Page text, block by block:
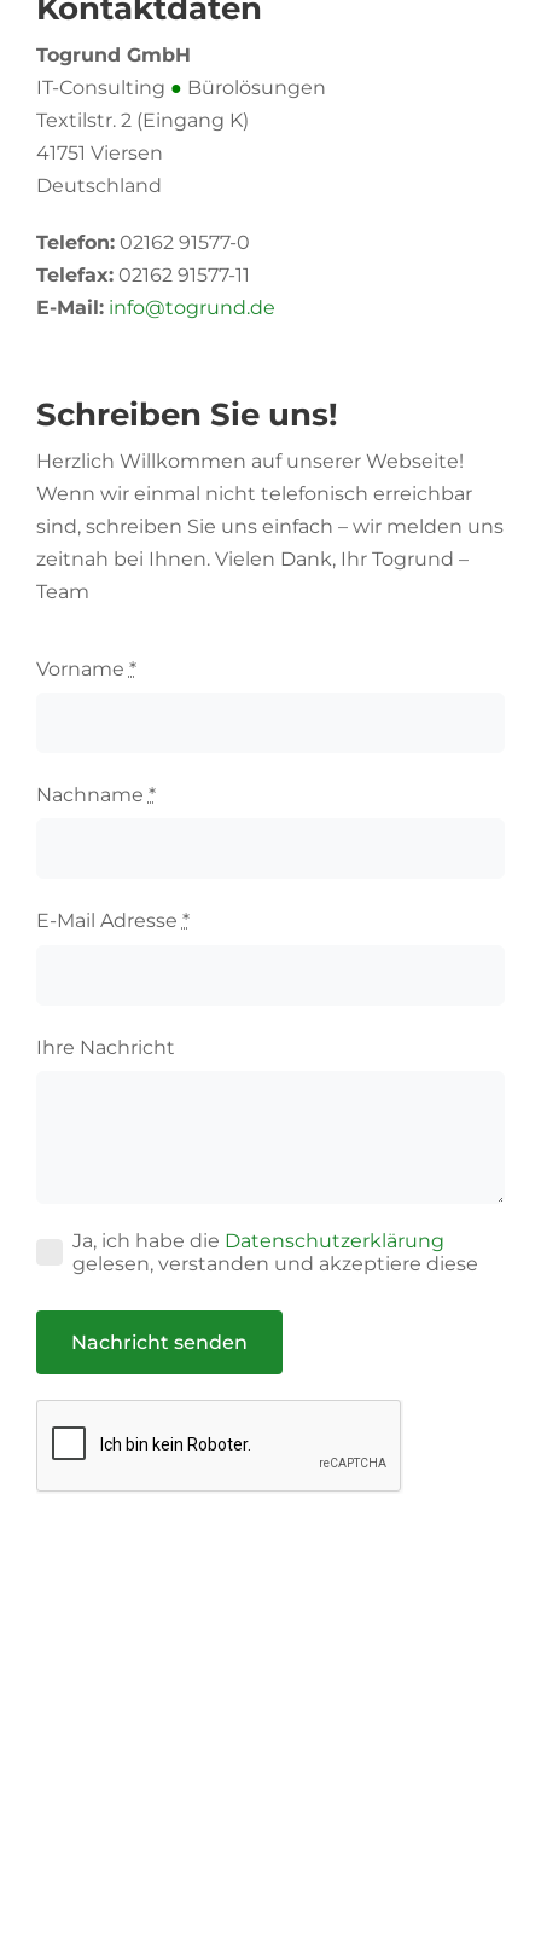
Togrund GmbH
IT-Consulting ● Bürolösungen
Textilstr. 2 (Eingang K)
41751 Viersen
Deutschland
Telefon: 02162 91577-0
Telefax: 02162 91577-11
E-Mail: info@togrund.de
Schreiben Sie uns!
Herzlich Willkommen auf unserer Webseite!
Wenn wir einmal nicht telefonisch erreichbar
sind, schreiben Sie uns einfach – wir melden uns
zeitnah bei Ihnen. Vielen Dank, Ihr Togrund –
Team
Vorname *
Nachname *
E-Mail Adresse *
Ihre Nachricht
Ja, ich habe die Datenschutzerklärung
gelesen, verstanden und akzeptiere diese
Nachricht senden